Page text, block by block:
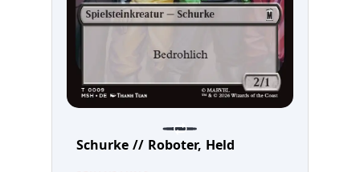
Schurke // Roboter, Held